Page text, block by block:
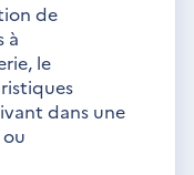
de
à
le
dans une
ou